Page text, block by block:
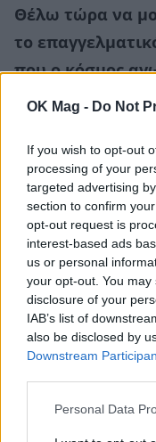
OK Mag - Do Not
If you wish to opt-out
processing of your
targeted advertising
section to confirm
opt-out request is
interest-based ads
us or personal
your opt-out. You
disclosure of your
IAB’s list of
also be disclosed by
Downstream
Personal Data
Θέλω τώρα να
το
που ο κόσμος
τι έχεις δει για
έχουν πρόοδο…
Θέλω λοιπόν να
εύκολη χρονιά.
δύσκολα, θα
αντίθεση με
Πλούτωνας στον
κοσμική αλλαγή
να κάνει με
το